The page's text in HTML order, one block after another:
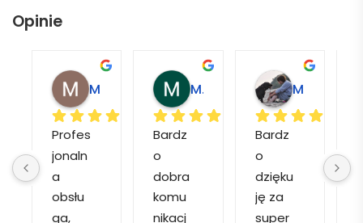
Opinie
Profes
jonaln
a
obsłu
ga,
Marcin M.
Bardz
o
dobra
komu
nikacj
Bardz
o
dzięku
ję za
super